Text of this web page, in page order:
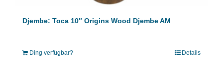
Djembe: Toca 10″ Origins Wood Djembe AM
Ding verfügbar? Details